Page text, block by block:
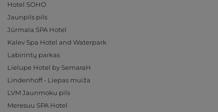
Hotel SOHO
Jaunpils pils
Jūrmala SPA Hotel
Kalev Spa Hotel and Waterpark
Labirintų parkas
Lielupe Hotel by SemaraH
Lindenhoff - Liepas muiža
LVM Jaunmoku pils
Meresuu SPA Hotel